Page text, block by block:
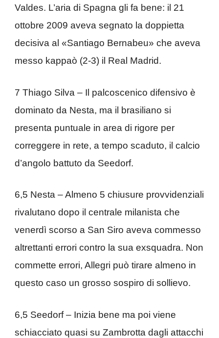
Valdes. L’aria di Spagna gli fa bene: il 21
ottobre 2009 aveva segnato la doppietta
decisiva al «Santiago Bernabeu» che aveva
messo kappaò (2-3) il Real Madrid.
7 Thiago Silva – Il palcoscenico difensivo è
dominato da Nesta, ma il brasiliano si
presenta puntuale in area di rigore per
correggere in rete, a tempo scaduto, il calcio
d’angolo battuto da Seedorf.
6,5 Nesta – Almeno 5 chiusure provvidenziali
rivalutano dopo il centrale milanista che
venerdì scorso a San Siro aveva commesso
altrettanti errori contro la sua exsquadra. Non
commette errori, Allegri può tirare almeno in
questo caso un grosso sospiro di sollievo.
6,5 Seedorf – Inizia bene ma poi viene
schiacciato quasi su Zambrotta dagli attacchi